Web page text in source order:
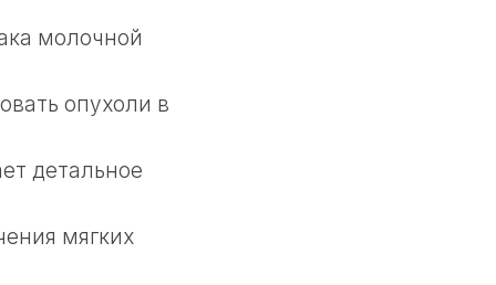
молочной
опухоли в
детальное
мягких